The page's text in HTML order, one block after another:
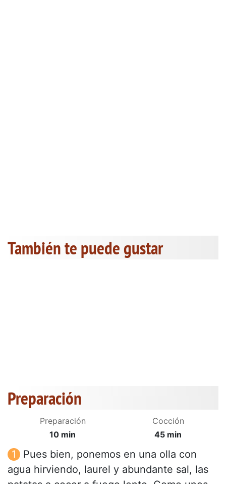
También te puede gustar
Preparación
Preparación
10 min
Cocción
45 min
Pues bien, ponemos en una olla con
agua hirviendo, laurel y abundante sal, las